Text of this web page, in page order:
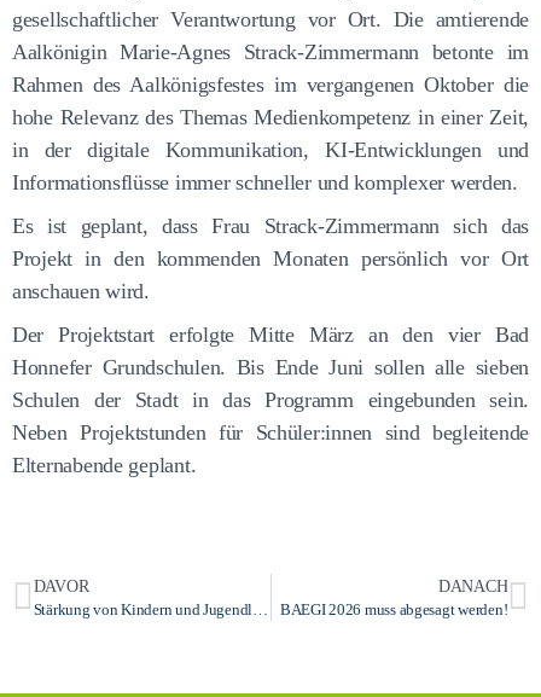
gesellschaftlicher Verantwortung vor Ort. Die amtierende
Aalkönigin Marie-Agnes Strack-Zimmermann betonte im
Rahmen des Aalkönigsfestes im vergangenen Oktober die
hohe Relevanz des Themas Medienkompetenz in einer Zeit,
in der digitale Kommunikation, KI-Entwicklungen und
Informationsflüsse immer schneller und komplexer werden.
Es ist geplant, dass Frau Strack-Zimmermann sich das
Projekt in den kommenden Monaten persönlich vor Ort
anschauen wird.
Der Projektstart erfolgte Mitte März an den vier Bad
Honnefer Grundschulen. Bis Ende Juni sollen alle sieben
Schulen der Stadt in das Programm eingebunden sein.
Neben Projektstunden für Schüler:innen sind begleitende
Elternabende geplant.
DAVOR
Stärkung von Kindern und Jugendlichen: Netzwerk Gewaltfrei unterstützt innovative Präventionsprojekte
DANACH
BAEGI 2026 muss abgesagt werden!